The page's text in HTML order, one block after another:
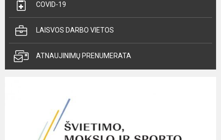
COVID-19
LAISVOS DARBO VIETOS
ATNAUJINIMŲ PRENUMERATA